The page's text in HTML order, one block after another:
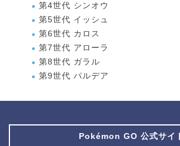
第4世代 シンオウ
第5世代 イッシュ
第6世代 カロス
第7世代 アローラ
第8世代 ガラル
第9世代 パルデア
Pokémon GO 公式サイ